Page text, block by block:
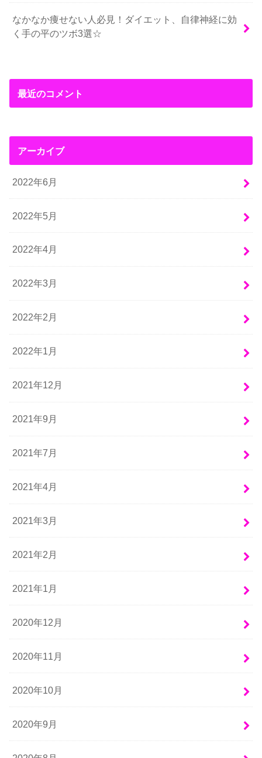
なかなか痩せない人必見！ダイエット、自律神経に効
く手の平のツボ3選☆
最近のコメント
アーカイブ
2022年6月
2022年5月
2022年4月
2022年3月
2022年2月
2022年1月
2021年12月
2021年9月
2021年7月
2021年4月
2021年3月
2021年2月
2021年1月
2020年12月
2020年11月
2020年10月
2020年9月